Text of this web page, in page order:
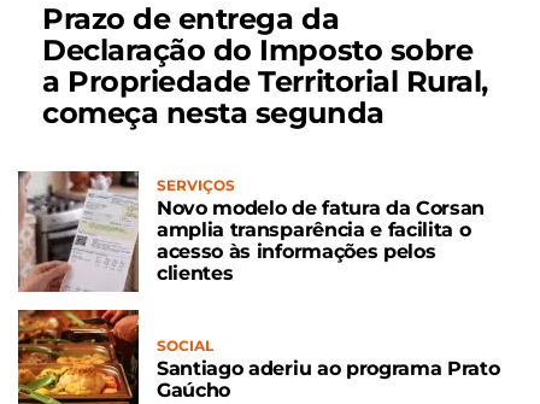
Prazo de entrega da
Declaração do Imposto sobre
a Propriedade Territorial Rural,
começa nesta segunda
SERVIÇOS
Novo modelo de fatura da Corsan
amplia transparência e facilita o
acesso às informações pelos
clientes
SOCIAL
Santiago aderiu ao programa Prato
Gaúcho